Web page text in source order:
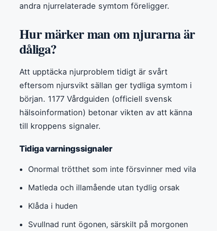
andra njurrelaterade symtom föreligger.
Hur märker man om njurarna är
dåliga?
Att upptäcka njurproblem tidigt är svårt
eftersom njursvikt sällan ger tydliga symtom i
början. 1177 Vårdguiden (officiell svensk
hälsoinformation) betonar vikten av att känna
till kroppens signaler.
Tidiga varningssignaler
Onormal trötthet som inte försvinner med vila
Matleda och illamående utan tydlig orsak
Klåda i huden
Svullnad runt ögonen, särskilt på morgonen